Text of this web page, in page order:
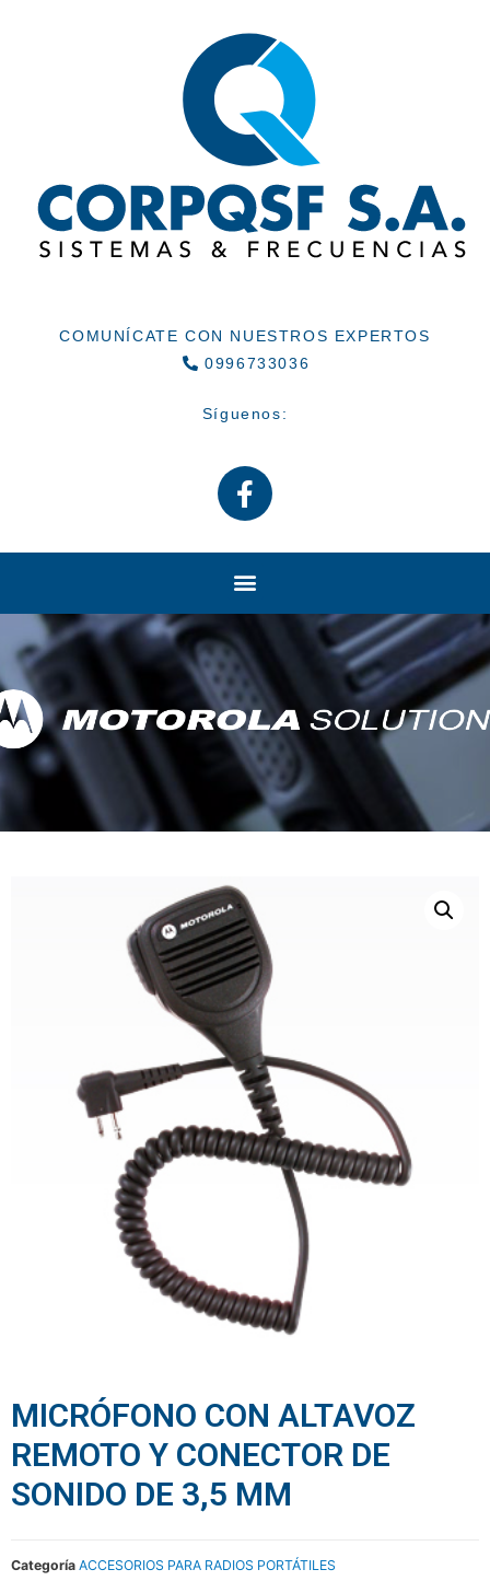
COMUNÍCATE CON NUESTROS EXPERTOS
0996733036
Síguenos:
MICRÓFONO CON ALTAVOZ
REMOTO Y CONECTOR DE
SONIDO DE 3,5 MM
Categoría ACCESORIOS PARA RADIOS PORTÁTILES